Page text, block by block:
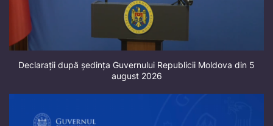
Declarații după ședința Guvernului Republicii Moldova din 5
august 2026